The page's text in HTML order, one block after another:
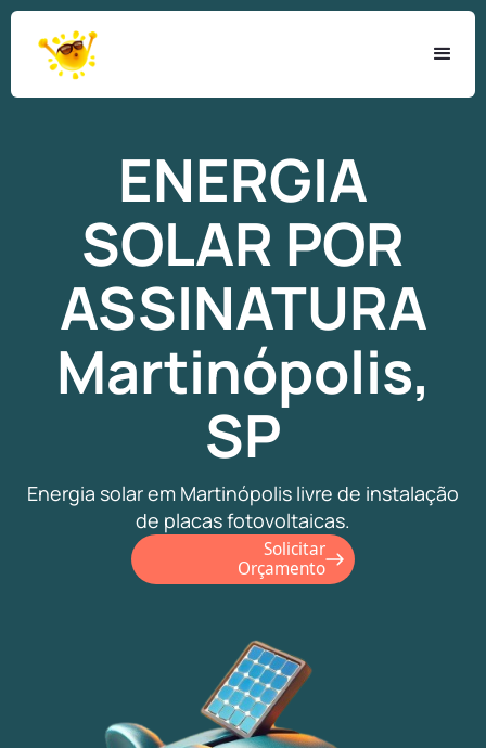
ENERGIA
SOLAR POR
ASSINATURA
Martinópolis,
SP
Energia solar em Martinópolis livre de instalação
de placas fotovoltaicas.
Solicitar
Orçamento